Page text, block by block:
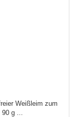
Weißleim zum
g ...